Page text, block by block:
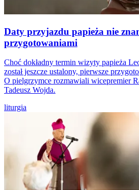
Daty przyjazdu papieża nie
przygotowaniami
Choć dokładny termin wizyty papieża
został jeszcze ustalony, pierwsze
O pielgrzymce rozmawiali wicepremier
Tadeusz Wojda.
liturgia